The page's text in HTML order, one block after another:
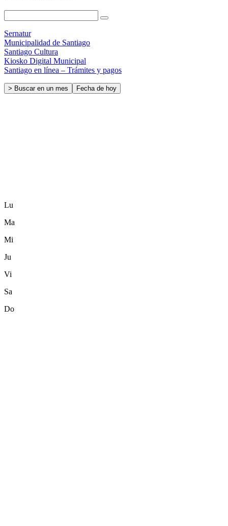
Sernatur
Municipalidad de Santiago
Santiago Cultura
Kiosko Digital Municipal
Santiago en línea – Trámites y pagos
> Buscar en un mes Fecha de hoy
Lu
Ma
Mi
Ju
Vi
Sa
Do